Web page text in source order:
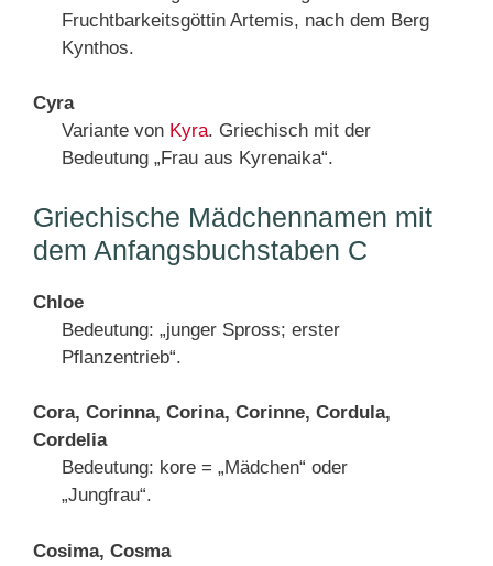
Fruchtbarkeitsgöttin Artemis, nach dem Berg
Kynthos.
Cyra
Variante von Kyra. Griechisch mit der
Bedeutung „Frau aus Kyrenaika“.
Griechische Mädchennamen mit
dem Anfangsbuchstaben C
Chloe
Bedeutung: „junger Spross; erster
Pflanzentrieb“.
Cora, Corinna, Corina, Corinne, Cordula,
Cordelia
Bedeutung: kore = „Mädchen“ oder
„Jungfrau“.
Cosima, Cosma